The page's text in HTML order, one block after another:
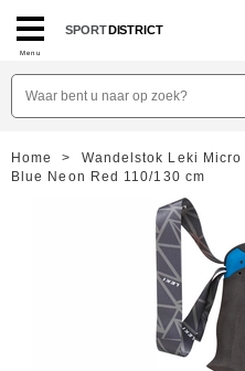
Menu
SPORTDISTRICT
Home >
Wandelstok Leki
Blue Neon Red 110/130 cm